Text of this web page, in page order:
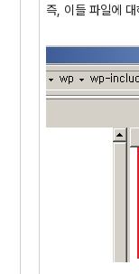
즉, 이들 파일에